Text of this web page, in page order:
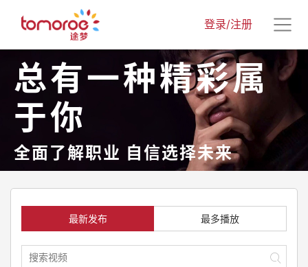
登录/注册
总有一种精彩属
于你
全面了解职业 自信选择未来
最新发布 最多播放